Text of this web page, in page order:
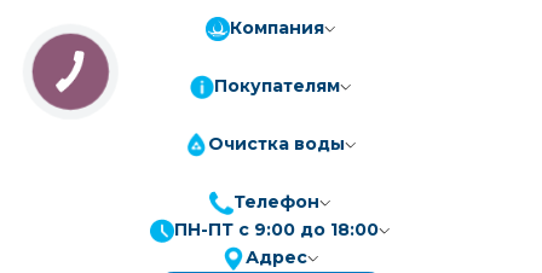
ПриватБанк
3-10 платежів, кредит 0.01%
Компания
Покупателям
Очистка воды
Телефон
ПН-ПТ с 9:00 до 18:00
Адрес